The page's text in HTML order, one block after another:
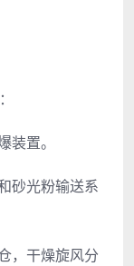
装置。
砂光粉输送系
，干燥旋风分